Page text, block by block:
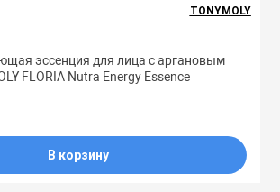
TONYMOLY
эссенция для лица с аргановым
FLORIA Nutra Energy Essence
В корзину